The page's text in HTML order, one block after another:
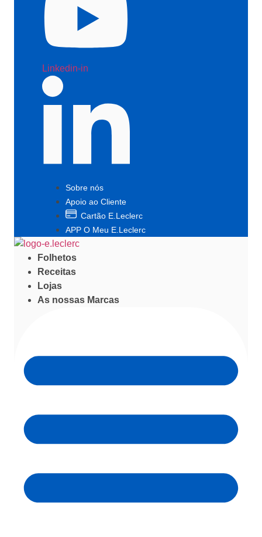
Linkedin-in
Sobre nós
Apoio ao Cliente
Cartão E.Leclerc
APP O Meu E.Leclerc
Folhetos
Receitas
Lojas
As nossas Marcas